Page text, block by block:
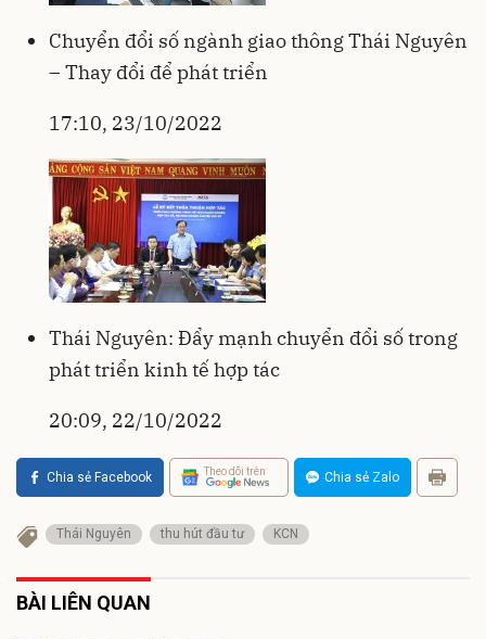
Chuyển đổi số ngành giao thông Thái Nguyên
– Thay đổi để phát triển
17:10, 23/10/2022
Thái Nguyên: Đẩy mạnh chuyển đổi số trong
phát triển kinh tế hợp tác
20:09, 22/10/2022
Chia sẻ Facebook Theo dõi trên Chia sẻ Zalo
Thái Nguyên thu hút đầu tư KCN
BÀI LIÊN QUAN